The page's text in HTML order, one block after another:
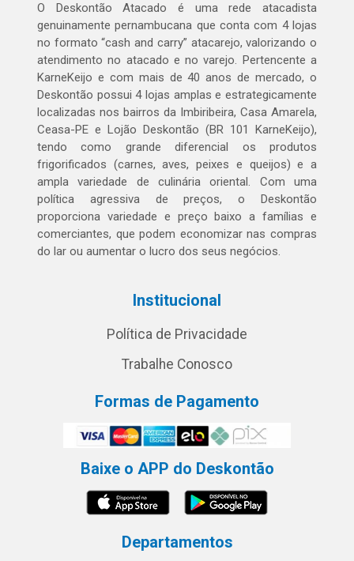
O Deskontão Atacado é uma rede atacadista
genuinamente pernambucana que conta com 4 lojas
no formato “cash and carry” atacarejo, valorizando o
atendimento no atacado e no varejo. Pertencente a
KarneKeijo e com mais de 40 anos de mercado, o
Deskontão possui 4 lojas amplas e estrategicamente
localizadas nos bairros da Imbiribeira, Casa Amarela,
Ceasa-PE e Lojão Deskontão (BR 101 KarneKeijo),
tendo como grande diferencial os produtos
frigorificados (carnes, aves, peixes e queijos) e a
ampla variedade de culinária oriental. Com uma
política agressiva de preços, o Deskontão
proporciona variedade e preço baixo a famílias e
comerciantes, que podem economizar nas compras
do lar ou aumentar o lucro dos seus negócios.
Institucional
Política de Privacidade
Trabalhe Conosco
Formas de Pagamento
Baixe o APP do Deskontão
Departamentos